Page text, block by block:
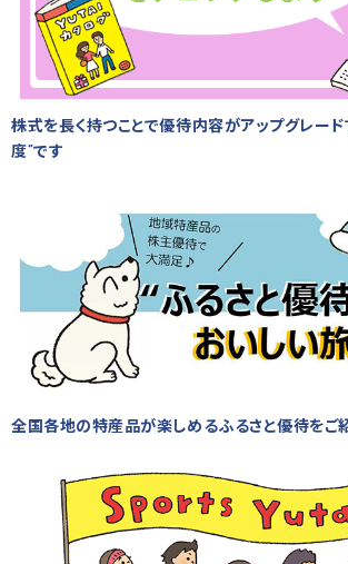
株式を長く持つことで優待内容がアップグレード
度”です
全国各地の特産品が楽しめるふるさと優待をご